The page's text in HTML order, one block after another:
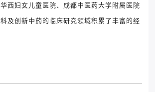
西妇女儿童医院、成都中医药大学附属医院
及创新中药的临床研究领域积累了丰富的经